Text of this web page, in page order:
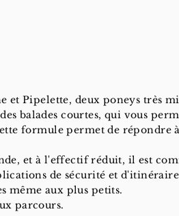
mettons en place des balades
formule permet de
sur l'âne et l'itinéraire,
parcours, un en direction du
et Pipelette, deux poneys très
balades courtes, qui vous
formule permet de répondre
et à l'effectif réduit, il est
de sécurité et
même aux plus petits.
parcours.